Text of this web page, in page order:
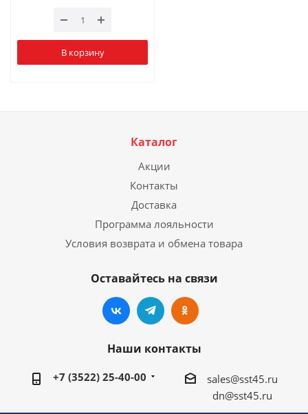
В корзину
Каталог
Акции
Контакты
Доставка
Программа лояльности
Условия возврата и обмена товара
Оставайтесь на связи
Наши контакты
+7 (3522) 25-40-00
sales@sst45.ru
dn@sst45.ru